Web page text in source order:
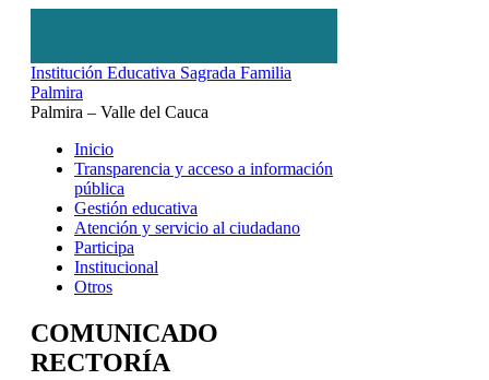
Institución Educativa Sagrada Familia
Palmira
Palmira – Valle del Cauca
Inicio
Transparencia y acceso a información
pública
Gestión educativa
Atención y servicio al ciudadano
Participa
Institucional
Otros
COMUNICADO
RECTORÍA